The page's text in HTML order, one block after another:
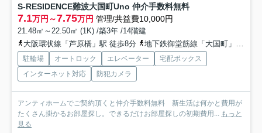
S-RESIDENCE難波大国町Uno 仲介手数料無料
7.1万円～7.75万円 管理/共益費10,000円
21.48㎡～22.50㎡ (1K) /築3年 /14階建
大阪環状線「芦原橋」駅 徒歩8分
地下鉄御堂筋線「大国町」駅 徒歩8分
駐輪場 オートロック エレベーター
宅配ボックス
インターネット対応
防犯カメラ
アンティホームでご契約頂くと仲介手数料無料 新生活は何かと費用が
たくさん掛かるお部屋探し。できるだけお部屋探しの初期費用... もっと
見る